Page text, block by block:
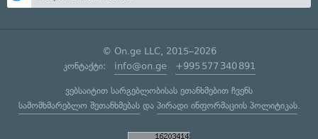
© On.ge LLC, 2015–2026
კონტაქტი: info@on.ge +995 577 340 891
ვებსაიტით სარგებლობისას ეთანხმებით ჩვენს
სამომხმარებლო შეთანხმებასდა პირადი ინფორმაციის პოლიტიკას.